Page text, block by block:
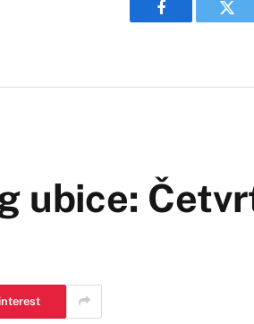
Facebook
ubice: